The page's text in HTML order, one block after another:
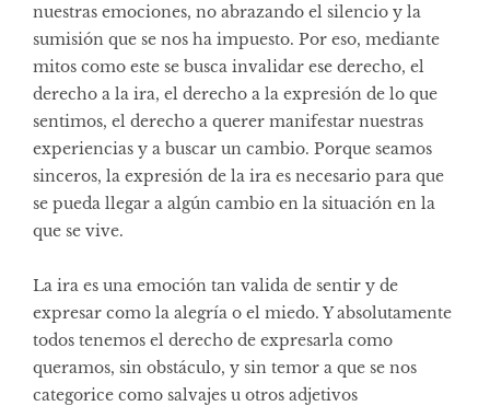
nuestras emociones, no abrazando el silencio y la
sumisión que se nos ha impuesto. Por eso, mediante
mitos como este se busca invalidar ese derecho, el
derecho a la ira, el derecho a la expresión de lo que
sentimos, el derecho a querer manifestar nuestras
experiencias y a buscar un cambio. Porque seamos
sinceros, la expresión de la ira es necesario para que
se pueda llegar a algún cambio en la situación en la
que se vive.
La ira es una emoción tan valida de sentir y de
expresar como la alegría o el miedo. Y absolutamente
todos tenemos el derecho de expresarla como
queramos, sin obstáculo, y sin temor a que se nos
categorice como salvajes u otros adjetivos